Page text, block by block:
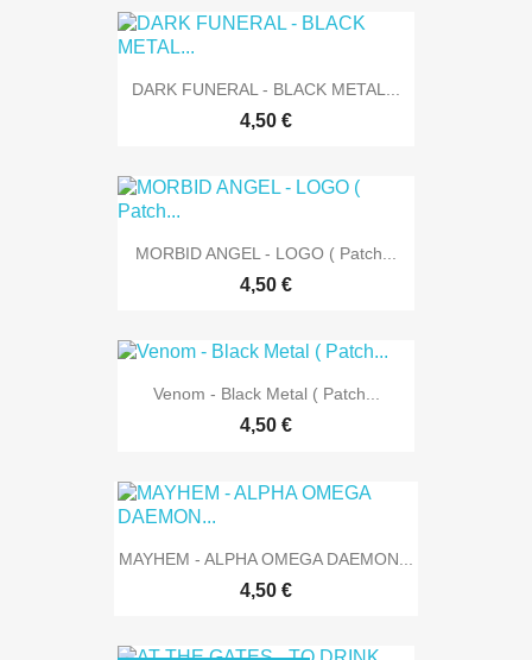
DARK FUNERAL - BLACK METAL...
4,50 €
MORBID ANGEL - LOGO ( Patch...
4,50 €
Venom - Black Metal ( Patch...
4,50 €
MAYHEM - ALPHA OMEGA DAEMON...
4,50 €